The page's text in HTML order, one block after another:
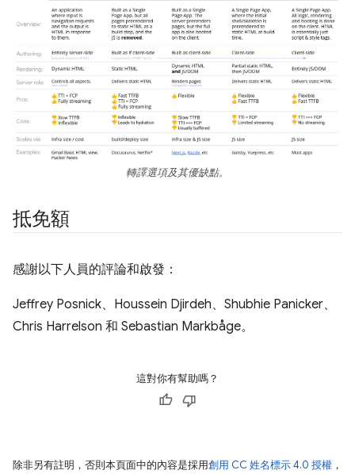
轉譯選項及其優缺點。
抵免額
感謝以下人員的評論和啟發：
Jeffrey Posnick、Houssein Djirdeh、Shubhie Panicker、
Chris Harrelson 和 Sebastian Markbåge。
這對你有幫助嗎？
除非另有註明，否則本頁面中的內容是採用創用 CC 姓名標示 4.0 授權 ，